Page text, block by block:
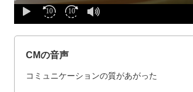
CMの音声
コミュニケーションの質があがった